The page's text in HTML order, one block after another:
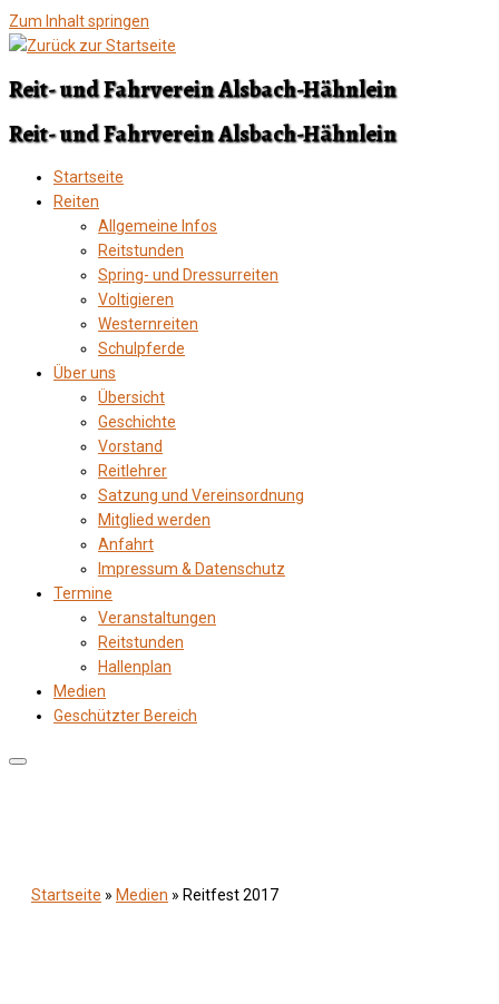
Zum Inhalt springen
Reit- und Fahrverein Alsbach-Hähnlein
Reit- und Fahrverein Alsbach-Hähnlein
Startseite
Reiten
Allgemeine Infos
Reitstunden
Spring- und Dressurreiten
Voltigieren
Westernreiten
Schulpferde
Über uns
Übersicht
Geschichte
Vorstand
Reitlehrer
Satzung und Vereinsordnung
Mitglied werden
Anfahrt
Impressum & Datenschutz
Termine
Veranstaltungen
Reitstunden
Hallenplan
Medien
Geschützter Bereich
Startseite » Medien » Reitfest 2017